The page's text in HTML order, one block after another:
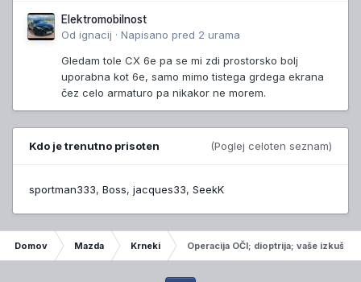
Elektromobilnost
Od ignacij · Napisano pred 2 urama
Gledam tole CX 6e pa se mi zdi prostorsko bolj
uporabna kot 6e, samo mimo tistega grdega ekrana
čez celo armaturo pa nikakor ne morem.
Kdo je trenutno prisoten (Poglej celoten seznam)
sportman333 Boss jacques33 SeekK
Domov Mazda Krneki Operacija OČI; dioptrija; vaše